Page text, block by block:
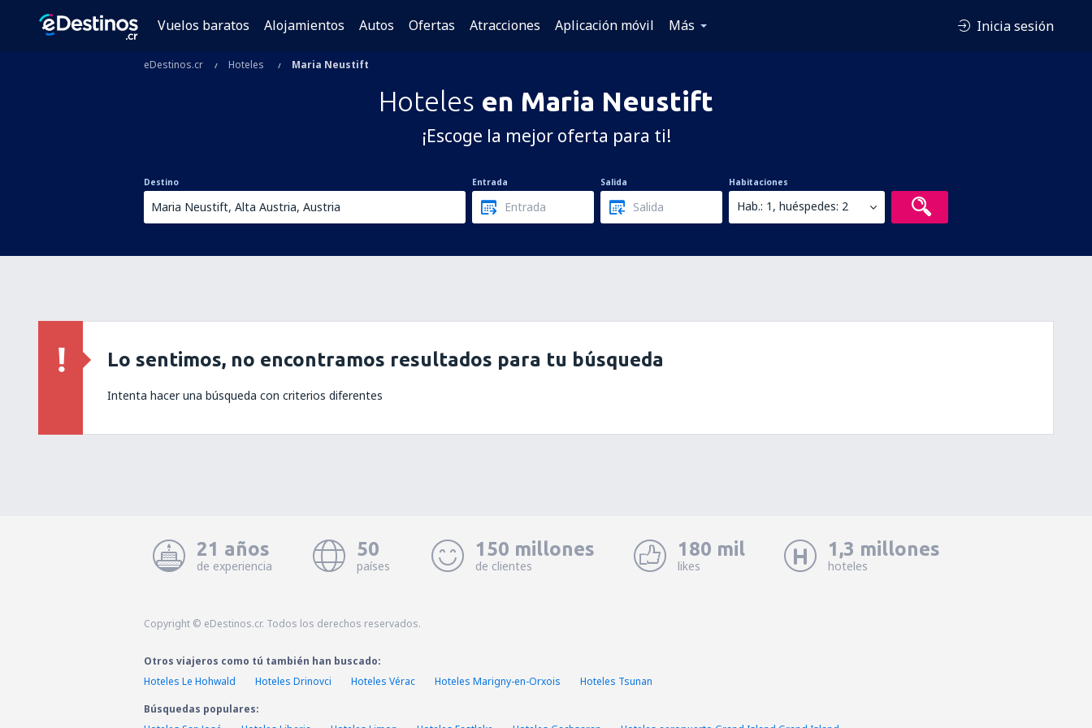
Vuelos baratos Alojamientos Autos Ofertas Atracciones Aplicación móvil Más Inicia sesión
eDestinos.cr Hoteles Maria Neustift
Hoteles en Maria Neustift
¡Escoge la mejor oferta para ti!
Destino Entrada Salida Habitaciones
Hab.: 1, huéspedes: 2
Lo sentimos, no encontramos resultados para tu búsqueda
Intenta hacer una búsqueda con criterios diferentes
21 años
de experiencia
50
países
150 millones
de clientes
180 mil
likes
1,3 millones
hoteles
Copyright © eDestinos.cr. Todos los derechos reservados.
Otros viajeros como tú también han buscado:
Hoteles Le Hohwald
Hoteles Drinovci Hoteles Vérac Hoteles Marigny-en-Orxois
Hoteles Tsunan
Búsquedas populares: